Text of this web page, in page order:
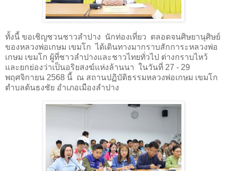
ทั้งนี้ ขอเชิญชวนชาวลำปาง นักท่องเที่ยว ตลอดจนศิษยานุศิษย์
ของหลวงพ่อเกษม เขมโก ได้เดินทางมากราบสักการะหลวงพ่อ
เกษม เขมโก ผู้ที่ชาวลำปางและชาวไทยทั่วไป ต่างกราบไหว้
และยกย่องว่าเป็นอริยสงฆ์แห่งล้านนา ในวันที่ 27 - 29
พฤศจิกายน 2568 นี้ ณ สถานปฏิบัติธรรมหลวงพ่อเกษม เขมโก
ตำบลต้นธงชัย อำเภอเมืองลำปาง